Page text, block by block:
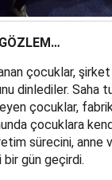
çocuklar,
dinlediler. Saha
çocuklar,
çocuklara
sürecini, anne
bir gün geçirdi.